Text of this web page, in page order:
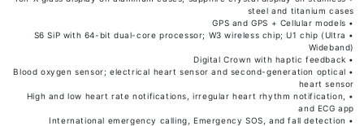
steel and titanium cases
• GPS and GPS + Cellular models
• S6 SiP with 64-bit dual-core processor; W3 wireless chip; U1 chip (Ultra
Wideband)
• Digital Crown with haptic feedback
• Blood oxygen sensor; electrical heart sensor and second-generation optical
heart sensor
• High and low heart rate notifications, irregular heart rhythm notification,
and ECG app
• International emergency calling, Emergency SOS, and fall detection